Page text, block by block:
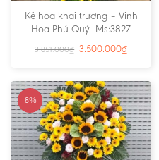
Kệ hoa khai trương – Vinh
Hoa Phú Quý- Ms:3827
3.851.000₫ 3.500.000₫
-8%